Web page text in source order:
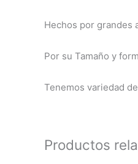
Hechos por grandes
Por su Tamaño y
Tenemos variedad
Productos